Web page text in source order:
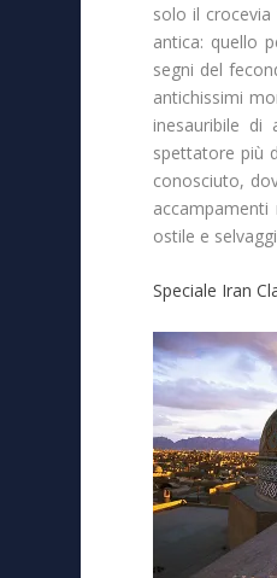
solo il
antica: quello
segni del
antichissimi
inesauribile
spettatore più
conosciuto,
ostile e
Speciale Iran